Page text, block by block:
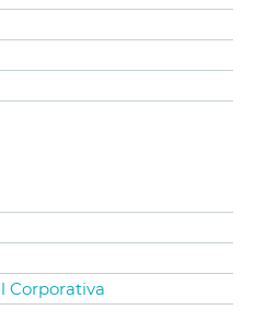
Corporativa